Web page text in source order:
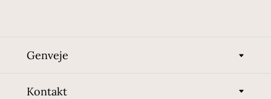
Genveje
Kontakt